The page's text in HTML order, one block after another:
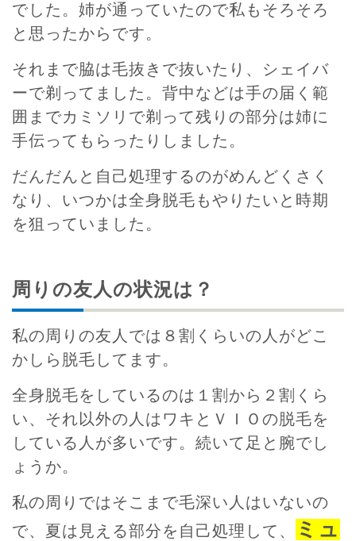
でした。姉が通っていたので私もそろそろ
と思ったからです。
それまで脇は毛抜きで抜いたり、シェイバ
ーで剃ってました。背中などは手の届く範
囲までカミソリで剃って残りの部分は姉に
手伝ってもらったりしました。
だんだんと自己処理するのがめんどくさく
なり、いつかは全身脱毛もやりたいと時期
を狙っていました。
周りの友人の状況は？
私の周りの友人では８割くらいの人がどこ
かしら脱毛してます。
全身脱毛をしているのは１割から２割くら
い、それ以外の人はワキとＶＩＯの脱毛を
している人が多いです。続いて足と腕でし
ょうか。
私の周りではそこまで毛深い人はいないの
で、夏は見える部分を自己処理して、
ミュ